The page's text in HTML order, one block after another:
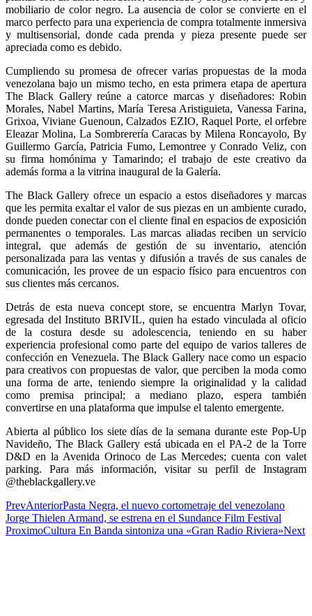
mobiliario de color negro. La ausencia de color se convierte en el
marco perfecto para una experiencia de compra totalmente inmersiva
y multisensorial, donde cada prenda y pieza presente puede ser
apreciada como es debido.
Cumpliendo su promesa de ofrecer varias propuestas de la moda
venezolana bajo un mismo techo, en esta primera etapa de apertura
The Black Gallery reúne a catorce marcas y diseñadores: Robin
Morales, Nabel Martins, María Teresa Aristiguieta, Vanessa Farina,
Grixoa, Viviane Guenoun, Calzados EZIO, Raquel Porte, el orfebre
Eleazar Molina, La Sombrerería Caracas by Milena Roncayolo, By
Guillermo García, Patricia Fumo, Lemontree y Conrado Veliz, con
su firma homónima y Tamarindo; el trabajo de este creativo da
además forma a la vitrina inaugural de la Galería.
The Black Gallery ofrece un espacio a estos diseñadores y marcas
que les permita exaltar el valor de sus piezas en un ambiente curado,
donde pueden conectar con el cliente final en espacios de exposición
permanentes o temporales. Las marcas aliadas reciben un servicio
integral, que además de gestión de su inventario, atención
personalizada para las ventas y difusión a través de sus canales de
comunicación, les provee de un espacio físico para encuentros con
sus clientes más cercanos.
Detrás de esta nueva concept store, se encuentra Marlyn Tovar,
egresada del Instituto BRIVIL, quien ha estado vinculada al oficio
de la costura desde su adolescencia, teniendo en su haber
experiencia profesional como parte del equipo de varios talleres de
confección en Venezuela. The Black Gallery nace como un espacio
para creativos con propuestas de valor, que perciben la moda como
una forma de arte, teniendo siempre la originalidad y la calidad
como premisa principal; a mediano plazo, espera también
convertirse en una plataforma que impulse el talento emergente.
Abierta al público los siete días de la semana durante este Pop-Up
Navideño, The Black Gallery está ubicada en el PA-2 de la Torre
D&D en la Avenida Orinoco de Las Mercedes; cuenta con valet
parking. Para más información, visitar su perfil de Instagram
@theblackgallery.ve
PrevAnteriorPasta Negra, el nuevo cortometraje del venezolano
Jorge Thielen Armand, se estrena en el Sundance Film Festival
ProximoCultura En Banda sintoniza una «Gran Radio Riviera»Next